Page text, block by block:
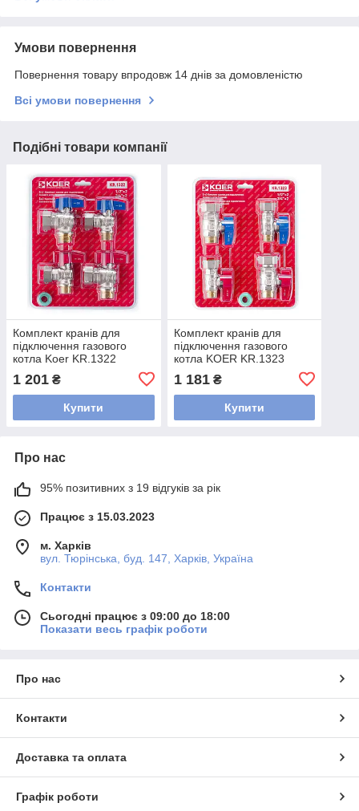
Умови повернення
Повернення товару впродовж 14 днів за домовленістю
Всі умови повернення
Подібні товари компанії
Комплект кранів для
підключення газового
котла Koer KR.1322
3/4x2шт) (KR3126)
1 201 ₴
Купити
Комплект кранів для
підключення газового
котла KOER KR.1323
3/4x2шт) (KR3125)
1 181₴
Купити
Про нас
95% позитивних з 19 відгуків за рік
Працює з 15.03.2023
м. Харків
вул. Тюрінська, буд. 147, Харків, Україна
Контакти
Сьогодні працює з 09:00 до 18:00
Показати весь графік роботи
Про нас
Контакти
Доставка та оплата
Графік роботи